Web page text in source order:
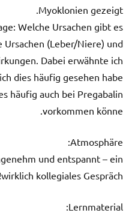
Myoklonien gezeigt.
Welche Ursachen gibt es?
Ursachen (Leber/Niere) und
Dabei erwähnte ich
dies häufig gesehen habe.
häufig auch bei Pregabalin
vorkommen könne.
Atmosphäre:
und entspannt – ein
wirklich kollegiales Gespräch!
Lernmaterial: